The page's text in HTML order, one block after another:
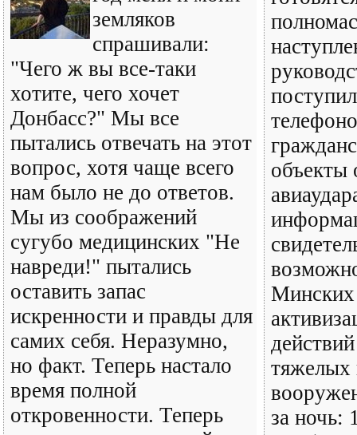
земляков
спрашивали:
"Чего ж вы все-таки
хотите, чего хочет
Донбасс?" Мы все
пытались отвечать на этот
вопрос, хотя чаще всего
нам было не до ответов.
Мы из соображений
сугубо медицинских "Не
навреди!" пытались
оставить запас
искренности и правды для
самих себя. Неразумно,
но факт. Теперь настало
время полной
откровенности. Теперь
Минских
тяжелых
за ночь: